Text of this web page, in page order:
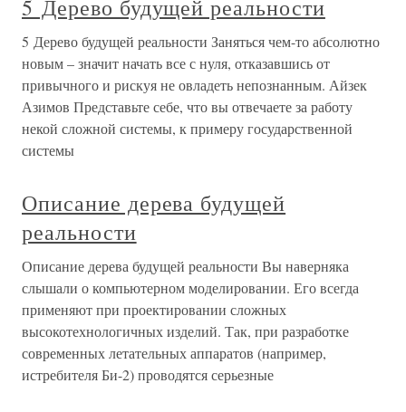
5 Дерево будущей реальности
5 Дерево будущей реальности Заняться чем-то абсолютно
новым – значит начать все с нуля, отказавшись от
привычного и рискуя не овладеть непознанным. Айзек
Азимов Представьте себе, что вы отвечаете за работу
некой сложной системы, к примеру государственной
системы
Описание дерева будущей
реальности
Описание дерева будущей реальности Вы наверняка
слышали о компьютерном моделировании. Его всегда
применяют при проектировании сложных
высокотехнологичных изделий. Так, при разработке
современных летательных аппаратов (например,
истребителя Би-2) проводятся серьезные